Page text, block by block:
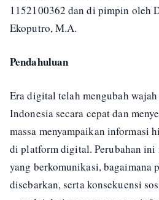
1152100362 dan di pimpin oleh
Ekoputro, M.A.
Pendahuluan
Era digital telah mengubah
Indonesia secara cepat dan
massa menyampaikan informasi
di platform digital. Perubahan ini
yang berkomunikasi, bagaimana
disebarkan, serta konsekuensi